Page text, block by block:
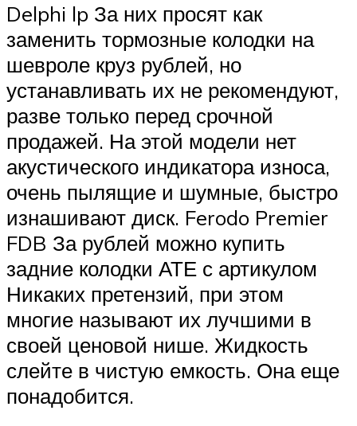
Delphi lp За них просят как
заменить тормозные колодки на
шевроле круз рублей, но
устанавливать их не рекомендуют,
разве только перед срочной
продажей. На этой модели нет
акустического индикатора износа,
очень пылящие и шумные, быстро
изнашивают диск. Ferodo Premier
FDB За рублей можно купить
задние колодки АТЕ с артикулом
Никаких претензий, при этом
многие называют их лучшими в
своей ценовой нише. Жидкость
слейте в чистую емкость. Она еще
понадобится.